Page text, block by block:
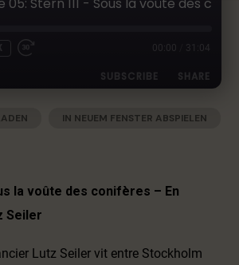
00:00 31:04
SUBSCRIBE SHARE
Deezer
IN NEUEM FENSTER ABSPIELEN
la voûte des conifères – En
Seiler
Lutz Seiler vit entre Stockholm